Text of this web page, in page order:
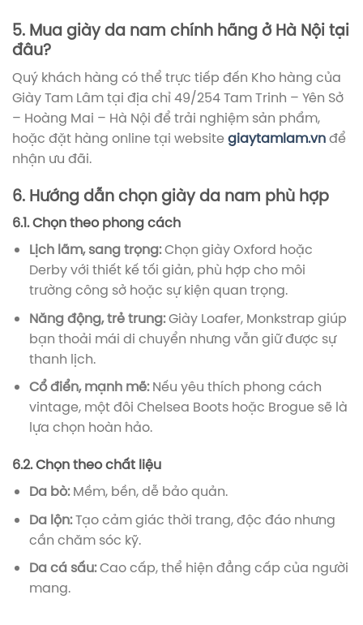
5. Mua giày da nam chính hãng ở Hà Nội tại
đâu?
Quý khách hàng có thể trực tiếp đến Kho hàng của
Giày Tam Lâm tại địa chỉ 49/254 Tam Trinh – Yên Sở
– Hoàng Mai – Hà Nội để trải nghiệm sản phẩm,
hoặc đặt hàng online tại websitegiaytamlam.vnđể
nhận ưu đãi.
6. Hướng dẫn chọn giày da nam phù hợp
6.1. Chọn theo phong cách
Lịch lãm, sang trọng:Chọn giày Oxford hoặc
Derby với thiết kế tối giản, phù hợp cho môi
trường công sở hoặc sự kiện quan trọng.
Năng động, trẻ trung:Giày Loafer, Monkstrap giúp
bạn thoải mái di chuyển nhưng vẫn giữ được sự
thanh lịch.
Cổ điển, mạnh mẽ:Nếu yêu thích phong cách
vintage, một đôi Chelsea Boots hoặc Brogue sẽ là
lựa chọn hoàn hảo.
6.2. Chọn theo chất liệu
Da bò:Mềm, bền, dễ bảo quản.
Da lộn:Tạo cảm giác thời trang, độc đáo nhưng
cần chăm sóc kỹ.
Da cá sấu:Cao cấp, thể hiện đẳng cấp của người
mang.